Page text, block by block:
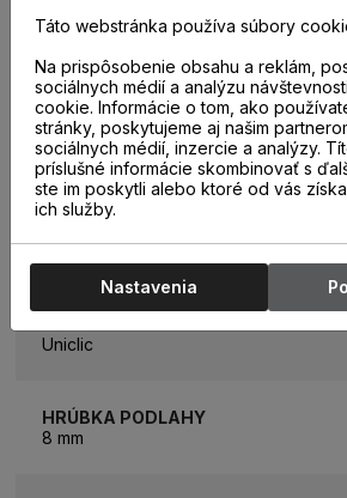
1261 x 244 mm
ROZMER BALÍKA
2,461 m2 (8 lamiel)
32
Uniclic
HRÚBKA PODLAHY
8 mm
Táto webstránka používa súbory
Na prispôsobenie obsahu a reklám,
sociálnych médií a analýzu
cookie. Informácie o tom, ako
stránky, poskytujeme aj našim
sociálnych médií, inzercie a analýzy.
príslušné informácie skombinovať s
ste im poskytli alebo ktoré od vás
ich služby.
Nastavenia